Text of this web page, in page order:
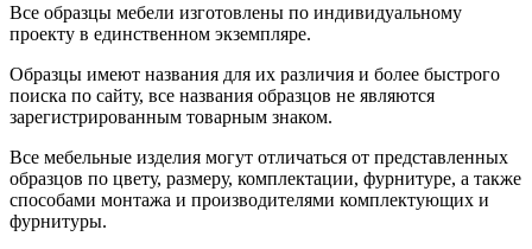
Все образцы мебели изготовлены по индивидуальному
проекту в единственном экземпляре.
Образцы имеют названия для их различия и более быстрого
поиска по сайту, все названия образцов не являются
зарегистрированным товарным знаком.
Все мебельные изделия могут отличаться от представленных
образцов по цвету, размеру, комплектации, фурнитуре, а также
способами монтажа и производителями комплектующих и
фурнитуры.